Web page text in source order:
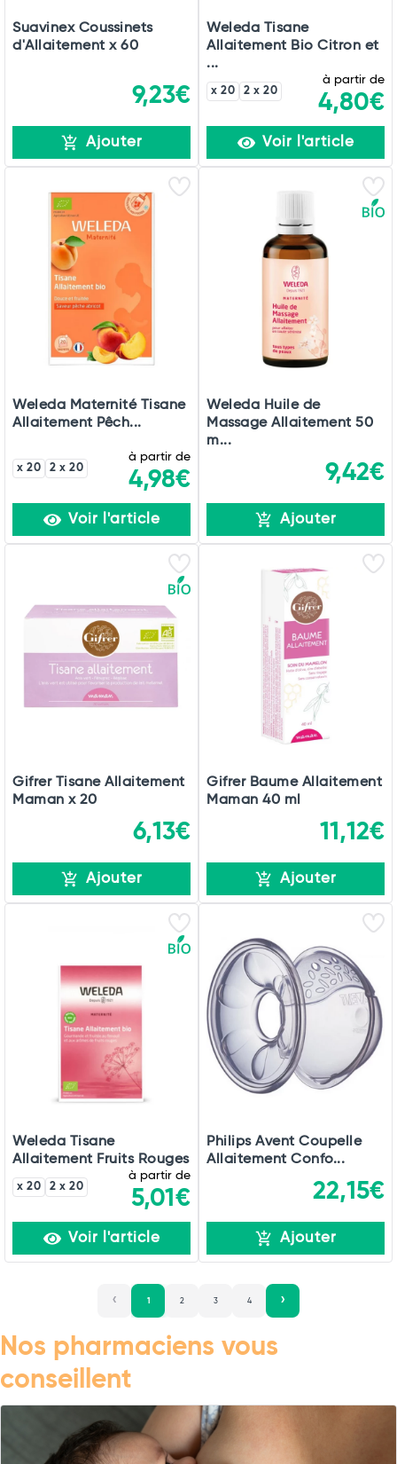
Suavinex Coussinets
d'Allaitement x 60
9,23€
Ajouter
Weleda Tisane
Allaitement Bio Citron et
...
x 20 2 x 20
à partir de
4,80€
Voir l'article
Weleda Maternité Tisane
Allaitement Pêch...
x 20 2 x 20
à partir de
4,98€
Voir l'article
Weleda Huile de
Massage Allaitement 50
m...
9,42€
Ajouter
Gifrer Tisane Allaitement
Maman x 20
6,13€
Ajouter
Gifrer Baume Allaitement
Maman 40 ml
11,12€
Ajouter
Weleda Tisane
Allaitement Fruits Rouges
x 20 2 x 20
à partir de
5,01€
Voir l'article
Philips Avent Coupelle
Allaitement Confo...
22,15€
Ajouter
1 2 3 4
Nos pharmaciens vous
conseillent